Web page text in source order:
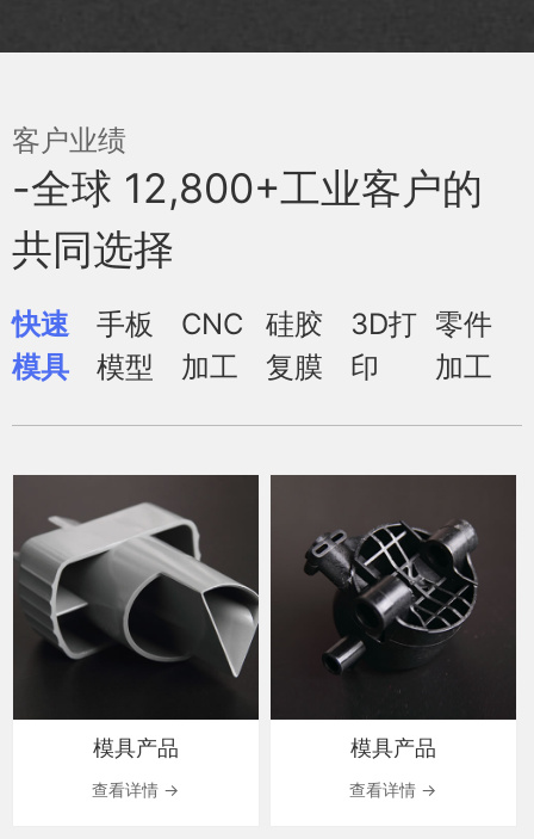
客户业绩
-全球 12,800+工业客户的
共同选择
快速
模具
手板
模型
CNC
加工
硅胶
复膜
3D打
印
零件
加工
模具产品
查看详情 →
模具产品
查看详情 →